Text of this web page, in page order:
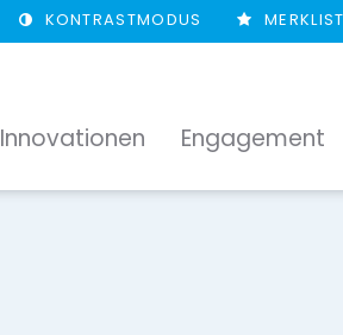
KONTRASTMODUS
Innovationen Engagement